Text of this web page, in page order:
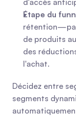
d'accès
Étape du
de produits
des
l'achat.
Décidez entre
segments